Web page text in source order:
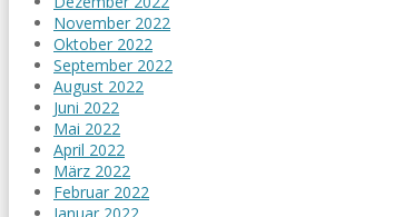
November 2022
Oktober 2022
September 2022
August 2022
Juni 2022
Mai 2022
April 2022
März 2022
Februar 2022